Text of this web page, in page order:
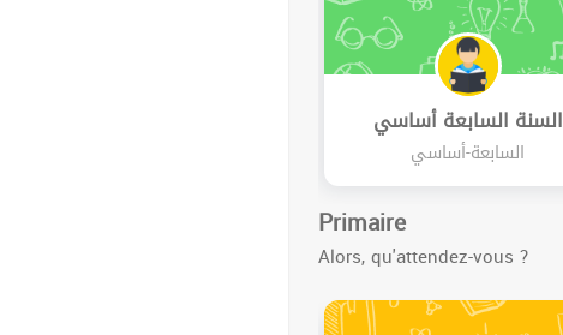
السنة السابعة أساسي
السابعة-أساسي
Primaire
Alors, qu'attendez-vous ?